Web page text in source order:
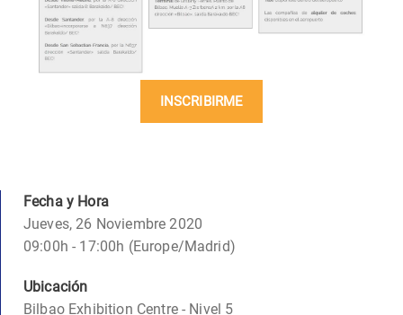
INSCRIBIRME
Fecha y Hora
Jueves, 26 Noviembre 2020
09:00h - 17:00h (Europe/Madrid)
Ubicación
Bilbao Exhibition Centre - Nivel 5